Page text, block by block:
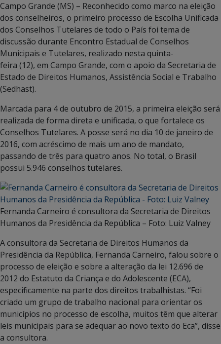
Campo Grande (MS) – Reconhecido como marco na eleição
dos conselheiros, o primeiro processo de Escolha Unificada
dos Conselhos Tutelares de todo o País foi tema de
discussão durante Encontro Estadual de Conselhos
Municipais e Tutelares, realizado nesta quinta-
feira (12), em Campo Grande, com o apoio da Secretaria de
Estado de Direitos Humanos, Assistência Social e Trabalho
(Sedhast).
Marcada para 4 de outubro de 2015, a primeira eleição será
realizada de forma direta e unificada, o que fortalece os
Conselhos Tutelares. A posse será no dia 10 de janeiro de
2016, com acréscimo de mais um ano de mandato,
passando de três para quatro anos. No total, o Brasil
possui 5.946 conselhos tutelares.
Fernanda Carneiro é consultora da Secretaria de Direitos
Humanos da Presidência da República – Foto: Luiz Valney
A consultora da Secretaria de Direitos Humanos da
Presidência da República, Fernanda Carneiro, falou sobre o
processo de eleição e sobre a alteração da lei 12.696 de
2012 do Estatuto da Criança e do Adolescente (ECA),
especificamente na parte dos direitos trabalhistas. “Foi
criado um grupo de trabalho nacional para orientar os
municípios no processo de escolha, muitos têm que alterar
leis municipais para se adequar ao novo texto do Eca”, disse
a consultora.